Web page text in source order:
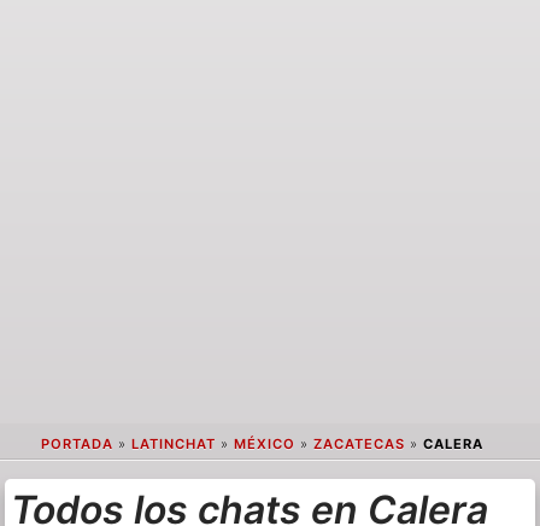
PORTADA » LATINCHAT » MÉXICO » ZACATECAS » CALERA
Todos los chats en Calera